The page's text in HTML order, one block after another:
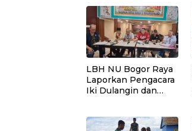
LBH NU Bogor Raya
Laporkan Pengacara
Iki Dulangin dan